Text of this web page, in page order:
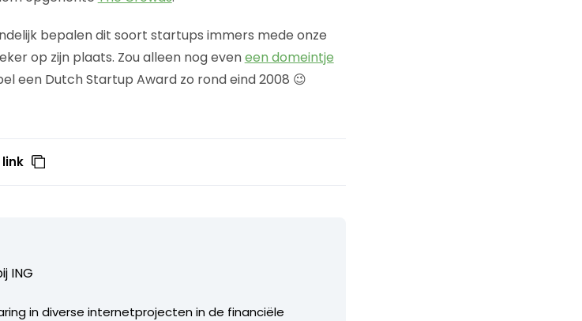
bepalen dit soort startups immers mede onze
op zijn plaats. Zou alleen nog eveneen domeintje
een Dutch Startup Award zo rond eind 2008 😉
link
ING
in diverse internetprojecten in de financiële